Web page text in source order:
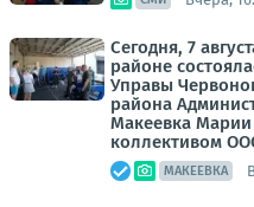
Сегодня, 7
районе
Управы
района
Макеевка
коллективом
МАКЕЕВКА